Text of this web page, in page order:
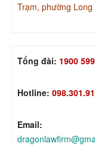
Trạm, phường
Tổng đài: 1900
Hotline:
Email: